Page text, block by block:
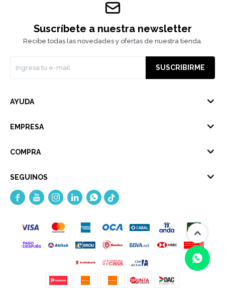
Suscríbete a nuestra newsletter
Recibe todas las novedades y ofertas de nuestra tienda.
SUSCRIBIRME
AYUDA
EMPRESA
COMPRA
SEGUINOS
    